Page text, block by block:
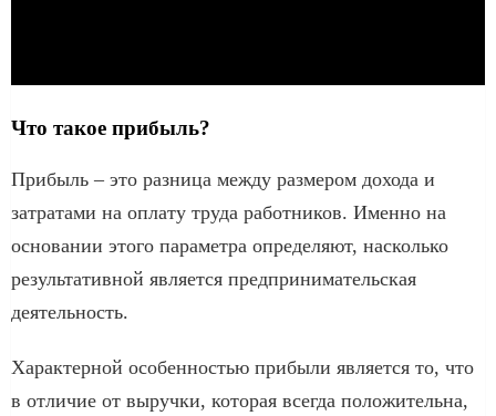
Что такое прибыль?
Прибыль – это разница между размером дохода и
затратами на оплату труда работников. Именно на
основании этого параметра определяют, насколько
результативной является предпринимательская
деятельность.
Характерной особенностью прибыли является то, что
в отличие от выручки, которая всегда положительна,